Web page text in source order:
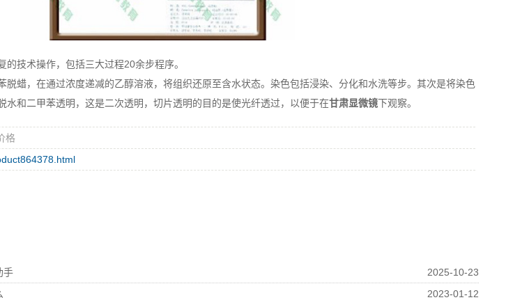
的技术操作，包括三大过程20余步程序。
蜡，在通过浓度递减的乙醇溶液，将组织还原至含水状态。染色包括浸染、分化和水洗等步。其次是将染色
水和二甲苯透明，这是二次透明，切片透明的目的是使光纤透过，以便于在甘肃显微镜下观察。
格
手
2025-10-23
2023-01-12